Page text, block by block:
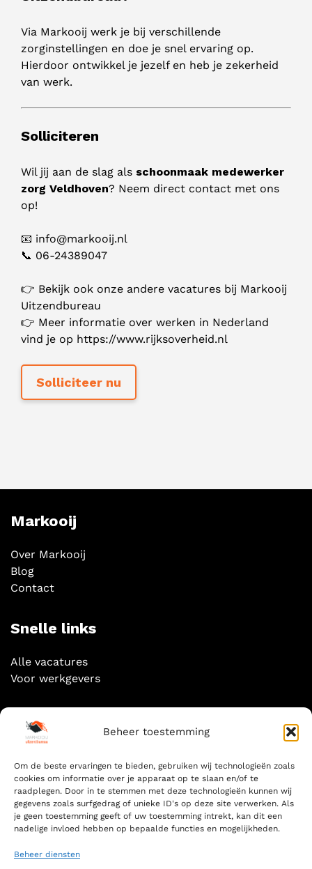
Beheer toestemming
Om de beste ervaringen te bieden, gebruiken wij technologieën zoals
cookies om informatie over je apparaat op te slaan en/of te
raadplegen. Door in te stemmen met deze technologieën kunnen wij
gegevens zoals surfgedrag of unieke ID's op deze site verwerken. Als
je geen toestemming geeft of uw toestemming intrekt, kan dit een
nadelige invloed hebben op bepaalde functies en mogelijkheden.
Beheer diensten
Via Markooij werk je bij verschillende
zorginstellingen en doe je snel ervaring op.
Hierdoor ontwikkel je jezelf en heb je zekerheid
van werk.
Solliciteren
Wil jij aan de slag als schoonmaak medewerker
zorg Veldhoven? Neem direct contact met ons
op!
📧 info@markooij.nl
📞 06-24389047
👉 Bekijk ook onze andere vacatures bij Markooij
Uitzendbureau
👉 Meer informatie over werken in Nederland
vind je op https://www.rijksoverheid.nl
Markooij
Over Markooij
Blog
Contact
Snelle links
Alle vacatures
Voor werkgevers
Socials
Zoeken
FOR: